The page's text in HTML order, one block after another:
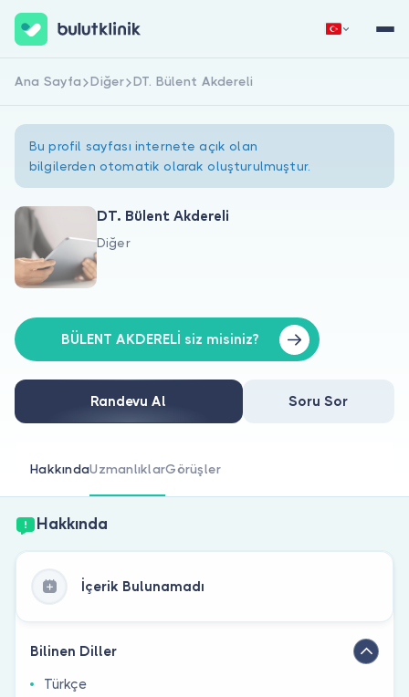
Hakkımızda
Doktorlar için
Doktor musunuz?
Hemen Kaydol
Ana Sayfa Diğer DT. Bülent Akdereli
Bu profil sayfası internete açık olan
bilgilerden otomatik olarak oluşturulmuştur.
DT. Bülent Akdereli
Diğer
BÜLENT AKDERELİ siz misiniz?
Randevu Al Soru Sor
HakkındaUzmanlıklarGörüşler
Hakkında
İçerik Bulunamadı
Bilinen Diller
Türkçe